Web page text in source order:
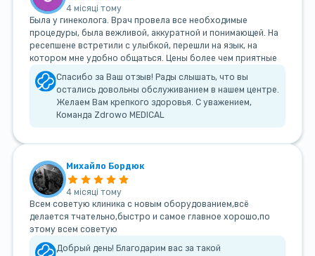
4 місяці тому
Была у гинеколога. Врач провела все необходимые
процедуры, была вежливой, аккуратной и понимающей. На
ресепшене встретили с улыбкой, перешли на язык, на
котором мне удобно общаться. Цены более чем приятные
Спасибо за Ваш отзыв! Рады слышать, что вы
остались довольны обслуживанием в нашем центре.
Желаем Вам крепкого здоровья. С уважением,
Команда Zdrowo MEDICAL
Михайло Бордюк
4 місяці тому
Всем советую клиника с новым оборудованием,всё
делается тчательно,быстро и самое главное хорошо,по
этому всем советую
Добрый день! Благодарим вас за такой